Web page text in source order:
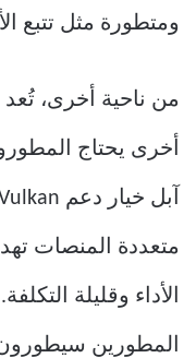
ومتطورة مثل تتبع
من ناحية أخرى،
أخرى يحتاج
متعددة المنصات
الأداء وقليلة
المطورين سيطورون